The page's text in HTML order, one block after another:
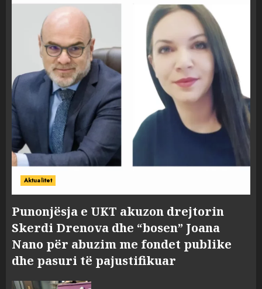
Aktualitet
Punonjësja e UKT akuzon drejtorin
Skerdi Drenova dhe “bosen” Joana
Nano për abuzim me fondet publike
dhe pasuri të pajustifikuar